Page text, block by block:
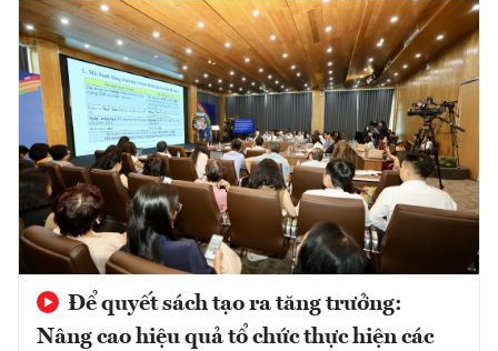
Để quyết sách tạo ra tăng trưởng:
Nâng cao hiệu quả tổ chức thực hiện các